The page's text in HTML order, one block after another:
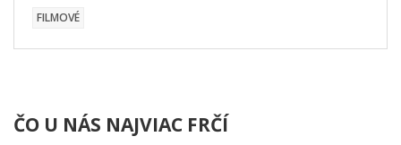
FILMOVÉ
ČO U NÁS NAJVIAC FRČÍ